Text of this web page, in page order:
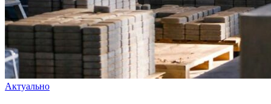
Актуально